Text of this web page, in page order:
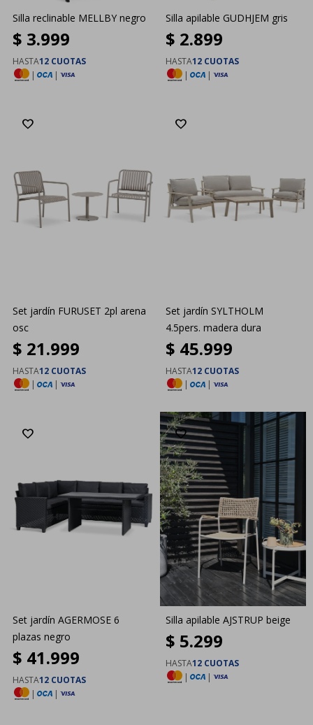
Silla reclinable MELLBY negro
$ 3.999
HASTA12 CUOTAS
|
|
Silla apilable GUDHJEM gris
$ 2.899
HASTA12 CUOTAS
|
|
Set jardín FURUSET 2pl arena
osc
$ 21.999
HASTA12 CUOTAS
|
|
Set jardín SYLTHOLM
4.5pers. madera dura
$ 45.999
HASTA12 CUOTAS
|
|
Set jardín AGERMOSE 6
plazas negro
$ 41.999
HASTA12 CUOTAS
|
|
Silla apilable AJSTRUP beige
$ 5.299
HASTA12 CUOTAS
|
|